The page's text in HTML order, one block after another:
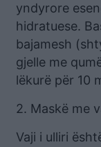
yndyrore
hidratuese.
bajamesh
gjelle me
lëkurë për 10
2. Maskë me
Vaji i ulliri